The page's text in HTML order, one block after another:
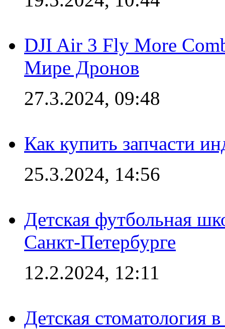
DJI Air 3 Fly More
Мире Дронов
27.3.2024, 09:48
Как купить запчасти
25.3.2024, 14:56
Детская футбольная
Санкт-Петербурге
12.2.2024, 12:11
Детская стоматология